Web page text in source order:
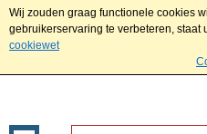
Wij zouden graag functionele cookies
gebruikerservaring te verbeteren, staat
cookiewet